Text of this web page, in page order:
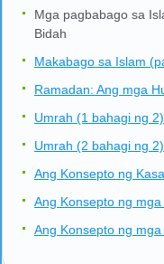
Mga pagbabago sa
Bidah
Makabago sa Islam
Ramadan: Ang mga
Umrah (1 bahagi ng 2)
Umrah (2 bahagi ng 2)
Ang Konsepto ng
Ang Konsepto ng
Ang Konsepto ng